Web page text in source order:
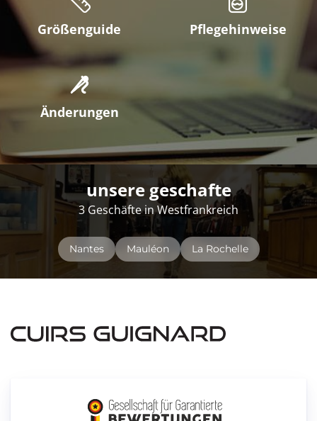
Größenguide Pflegehinweise
Änderungen
unsere geschafte
3 Geschäfte in Westfrankreich
Nantes Mauléon La Rochelle